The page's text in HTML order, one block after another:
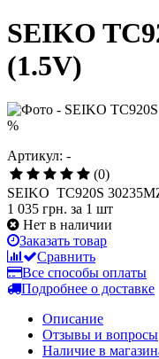
SEIKO
(1.5V)
%
Артикул: -
(0)
SEIKO TC920S
1 035 грн. за 1 шт
Нет в наличии
Заказать товар
Сравнить
Все способы оплаты
Подробнее о доставке
Описание
Отзывы и вопросы
Наличие в